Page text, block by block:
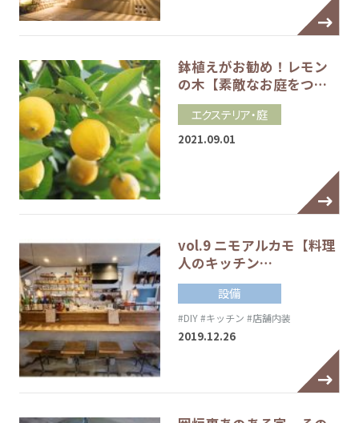
鉢植えがお勧め！レモン
の木【素敵なお庭をつ…
エクステリア・庭
2021.09.01
vol.9 ニモアルカモ【料理
人のキッチン…
設備
#DIY#キッチン #店舗内装
2019.12.26